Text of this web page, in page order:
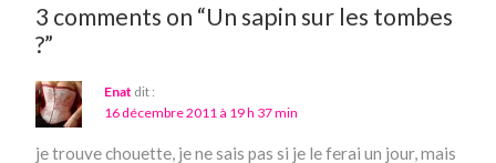
3 comments on “Un sapin sur les tombes
?”
Enat dit :
16 décembre 2011 à 19 h 37 min
je trouve chouette, je ne sais pas si je le ferai un jour, mais